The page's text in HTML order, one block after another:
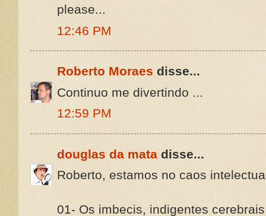
please...
12:46 PM
Roberto Moraes disse...
Continuo me divertindo ...
12:59 PM
douglas da mata disse...
Roberto, estamos no caos
01- Os imbecis, indigentes